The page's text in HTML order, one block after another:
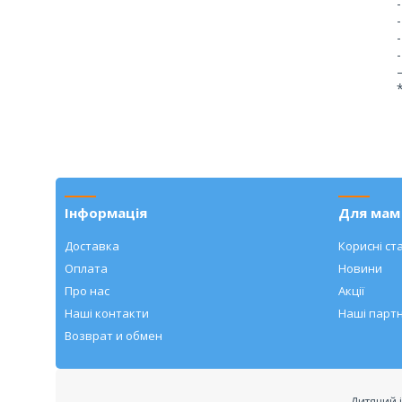
Інформація
Доставка
Оплата
Про нас
Наші контакти
Возврат и обмен
Для мам
Корисні
Новини
Акції
Наші